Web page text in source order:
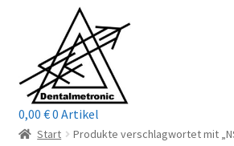
Navigation
springen
springen
Home
0,00 €0 Artikel
Start Produkte verschlagwortet mit